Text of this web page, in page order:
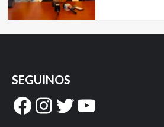
SEGUINOS
Facebook
Instagram
Twitter
YouTube